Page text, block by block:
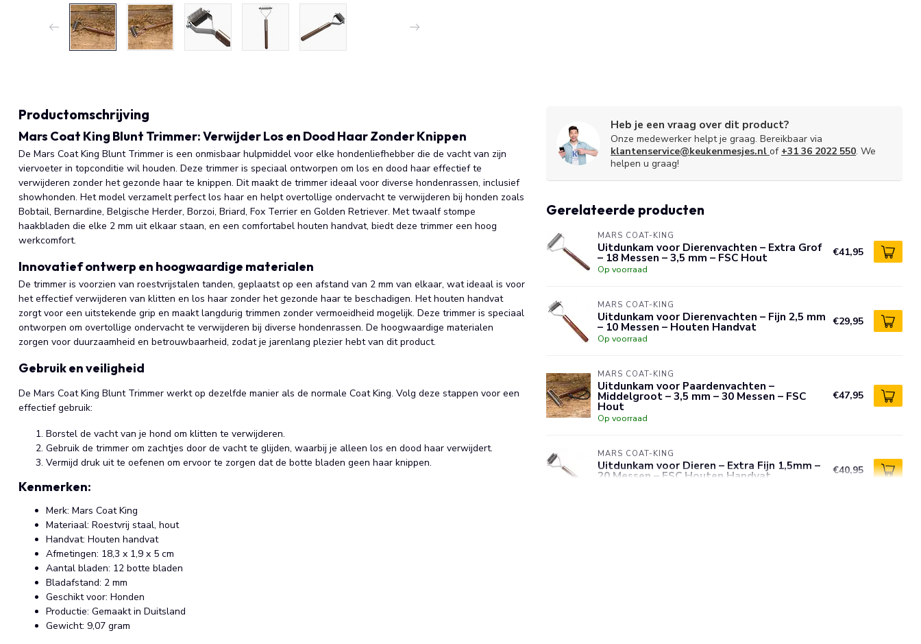
Productomschrijving
Mars Coat King Blunt Trimmer: Verwijder Los en Dood Haar Zonder Knippen
De Mars Coat King Blunt Trimmer is een onmisbaar hulpmiddel voor elke hondenliefhebber die de vacht van zijn
viervoeter in topconditie wil houden. Deze trimmer is speciaal ontworpen om los en dood haar effectief te
verwijderen zonder het gezonde haar te knippen. Dit maakt de trimmer ideaal voor diverse hondenrassen, inclusief
showhonden. Het model verzamelt perfect los haar en helpt overtollige ondervacht te verwijderen bij honden zoals
Bobtail, Bernardine, Belgische Herder, Borzoi, Briard, Fox Terrier en Golden Retriever. Met twaalf stompe
haakbladen die elke 2 mm uit elkaar staan, en een comfortabel houten handvat, biedt deze trimmer een hoog
werkcomfort.
Innovatief ontwerp en hoogwaardige materialen
De trimmer is voorzien van roestvrijstalen tanden, geplaatst op een afstand van 2 mm van elkaar, wat ideaal is voor
het effectief verwijderen van klitten en los haar zonder het gezonde haar te beschadigen. Het houten handvat
zorgt voor een uitstekende grip en maakt langdurig trimmen zonder vermoeidheid mogelijk. Deze trimmer is speciaal
ontworpen om overtollige ondervacht te verwijderen bij diverse hondenrassen. De hoogwaardige materialen
zorgen voor duurzaamheid en betrouwbaarheid, zodat je jarenlang plezier hebt van dit product.
Gebruik en veiligheid
De Mars Coat King Blunt Trimmer werkt op dezelfde manier als de normale Coat King. Volg deze stappen voor een
effectief gebruik:
Borstel de vacht van je hond om klitten te verwijderen.
Gebruik de trimmer om zachtjes door de vacht te glijden, waarbij je alleen los en dood haar verwijdert.
Vermijd druk uit te oefenen om ervoor te zorgen dat de botte bladen geen haar knippen.
Kenmerken:
Merk: Mars Coat King
Materiaal: Roestvrij staal, hout
Handvat: Houten handvat
Afmetingen: 18,3 x 1,9 x 5 cm
Aantal bladen: 12 botte bladen
Bladafstand: 2 mm
Geschikt voor: Honden
Productie: Gemaakt in Duitsland
Gewicht: 9,07 gram
Heb je een vraag over dit product?
Onze medewerker helpt je graag. Bereikbaar via
klantenservice@keukenmesjes.nl of +31 36 2022 550. We
helpen u graag!
Gerelateerde producten
MARS COAT-KING
Uitdunkam voor Dierenvachten – Extra Grof
– 18 Messen – 3,5 mm – FSC Hout
Op voorraad
€41,95
MARS COAT-KING
Uitdunkam voor Dierenvachten – Fijn 2,5 mm
– 10 Messen – Houten Handvat
Op voorraad
€29,95
MARS COAT-KING
Uitdunkam voor Paardenvachten –
Middelgroot – 3,5 mm – 30 Messen – FSC
Hout
Op voorraad
€47,95
MARS COAT-KING
Uitdunkam voor Dieren – Extra Fijn 1,5mm –
20 Messen – FSC Houten Handvat €40,95